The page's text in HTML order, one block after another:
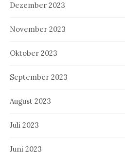
Dezember 2023
November 2023
Oktober 2023
September 2023
August 2023
Juli 2023
Juni 2023